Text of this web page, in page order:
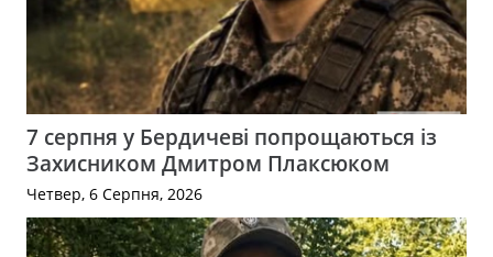
7 серпня у Бердичеві попрощаються із
Захисником Дмитром Плаксюком
Четвер, 6 Серпня, 2026